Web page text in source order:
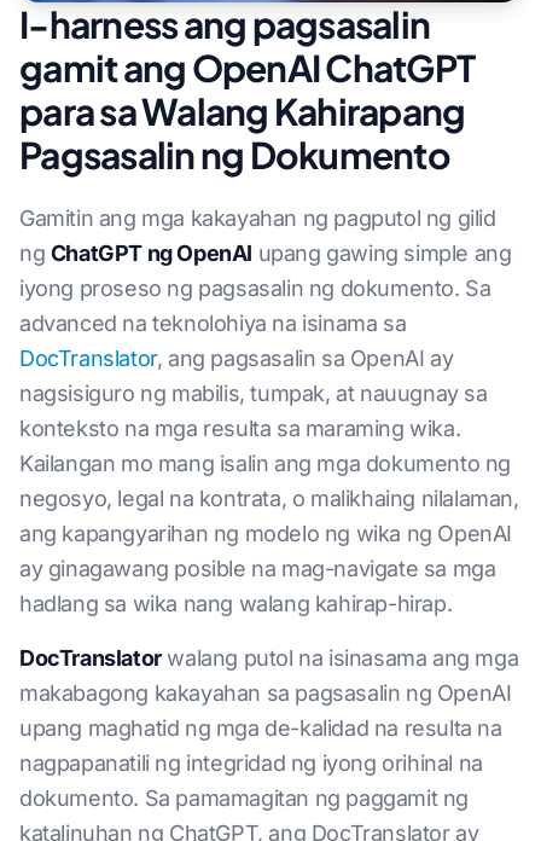
I-harness ang pagsasalin
gamit ang OpenAI ChatGPT
para sa Walang Kahirapang
Pagsasalin ng Dokumento
Gamitin ang mga kakayahan ng pagputol ng gilid
ng ChatGPT ng OpenAI upang gawing simple ang
iyong proseso ng pagsasalin ng dokumento. Sa
advanced na teknolohiya na isinama sa
DocTranslator, ang pagsasalin sa OpenAI ay
nagsisiguro ng mabilis, tumpak, at nauugnay sa
konteksto na mga resulta sa maraming wika.
Kailangan mo mang isalin ang mga dokumento ng
negosyo, legal na kontrata, o malikhaing nilalaman,
ang kapangyarihan ng modelo ng wika ng OpenAI
ay ginagawang posible na mag-navigate sa mga
hadlang sa wika nang walang kahirap-hirap.
DocTranslatorwalang putol na isinasama ang mga
makabagong kakayahan sa pagsasalin ng OpenAI
upang maghatid ng mga de-kalidad na resulta na
nagpapanatili ng integridad ng iyong orihinal na
dokumento. Sa pamamagitan ng paggamit ng
katalinuhan ng ChatGPT, ang DocTranslator ay